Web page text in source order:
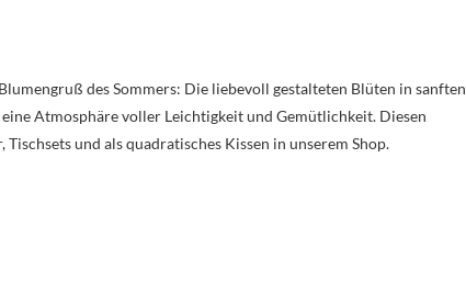
des Sommers: Die liebevoll gestalteten Blüten in sanften
Atmosphäre voller Leichtigkeit und Gemütlichkeit. Diesen
und als quadratisches Kissen in unserem Shop.